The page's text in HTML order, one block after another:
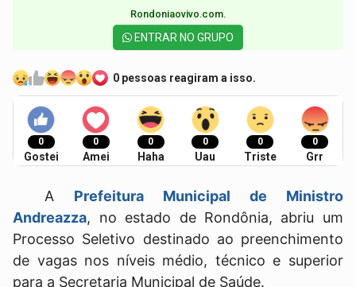
Rondoniaovivo.com.​
ENTRAR NO GRUPO
0 pessoas reagiram a isso.
0
Gostei
0
Amei
0
Haha
0
Uau
0
Triste
0
Grr
A Prefeitura Municipal de Ministro
Andreazza, no estado de Rondônia, abriu um
Processo Seletivo destinado ao preenchimento
de vagas nos níveis médio, técnico e superior
para a Secretaria Municipal de Saúde.